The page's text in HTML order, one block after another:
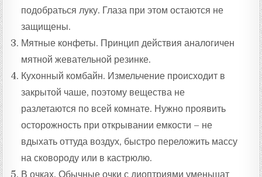
подобраться луку. Глаза при этом остаются не
защищены.
Мятные конфеты. Принцип действия аналогичен
мятной жевательной резинке.
Кухонный комбайн. Измельчение происходит в
закрытой чаше, поэтому вещества не
разлетаются по всей комнате. Нужно проявить
осторожность при открывании емкости – не
вдыхать оттуда воздух, быстро переложить массу
на сковороду или в кастрюлю.
В очках. Обычные очки с диоптриями уменьшат